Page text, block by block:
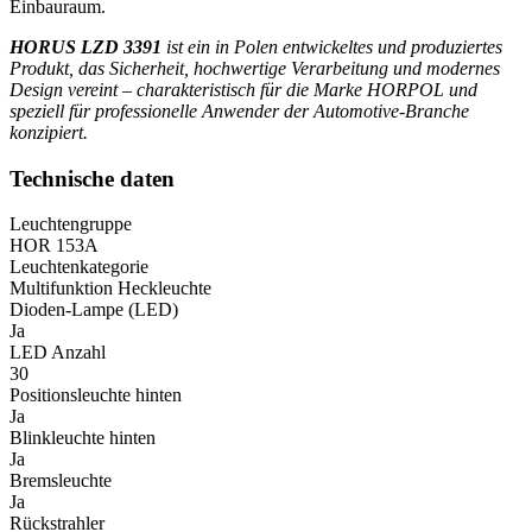
Einbauraum.
HORUS LZD 3391 ist ein in Polen entwickeltes und produziertes
Produkt, das Sicherheit, hochwertige Verarbeitung und modernes
Design vereint – charakteristisch für die Marke HORPOL und
speziell für professionelle Anwender der Automotive-Branche
konzipiert.
Technische daten
Leuchtengruppe
HOR 153A
Leuchtenkategorie
Multifunktion Heckleuchte
Dioden-Lampe (LED)
Ja
LED Anzahl
30
Positionsleuchte hinten
Ja
Blinkleuchte hinten
Ja
Bremsleuchte
Ja
Rückstrahler